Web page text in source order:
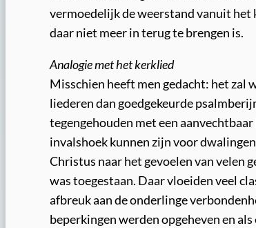
vermoedelijk de weerstand vanuit het
daar niet meer in terug te brengen is.
Analogie met het kerklied
Misschien heeft men gedacht: het zal
liederen dan goedgekeurde
tegengehouden met een
invalshoek kunnen zijn voor
Christus naar het gevoelen van velen
was toegestaan. Daar vloeiden veel
afbreuk aan de onderlinge
beperkingen werden opgeheven en